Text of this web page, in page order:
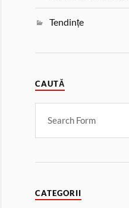
Tendințe
CAUTĂ
CATEGORII